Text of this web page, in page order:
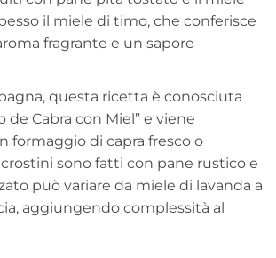
il miele di timo, che conferisce
fragrante e un sapore
questa ricetta è conosciuta
de Cabra con Miel” e viene
formaggio di capra fresco o
sono fatti con pane rustico e
può variare da miele di lavanda a
aggiungendo complessità al